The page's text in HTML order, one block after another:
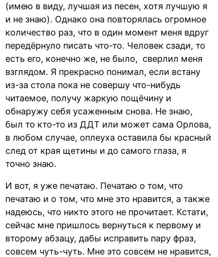
(имею в виду, лучшая из песен, хотя лучшую я
и не знаю). Однако она повторялась огромное
количество раз, что в один момент меня вдруг
передёрнуло писать что-то. Человек сзади, то
есть его, конечно же, не было, сверлил меня
взглядом. Я прекрасно понимал, если встану
из-за стола пока не совершу что-нибудь
читаемое, получу жаркую пощёчину и
обнаружу себя усаженным снова. Не знаю,
был то кто-то из ДДТ или может сама Орлова,
в любом случае, оплеуха оставила бы красный
след от края щетины и до самого глаза, я
точно знаю.
И вот, я уже печатаю. Печатаю о том, что
печатаю и о том, что мне это нравится, а также
надеюсь, что никто этого не прочитает. Кстати,
сейчас мне пришлось вернуться к первому и
второму абзацу, дабы исправить пару фраз,
совсем чуть-чуть. Мне это совсем не нравится,